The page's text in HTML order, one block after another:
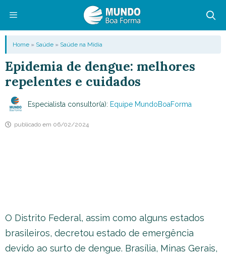
conteúdo
Menu
Home » Saúde » Saúde na Mídia
Epidemia de dengue: melhores
repelentes e cuidados
Especialista consultor(a): Equipe MundoBoaForma
publicado em 06/02/2024
O Distrito Federal, assim como alguns estados
brasileiros, decretou estado de emergência
devido ao surto de dengue. Brasília, Minas Gerais,